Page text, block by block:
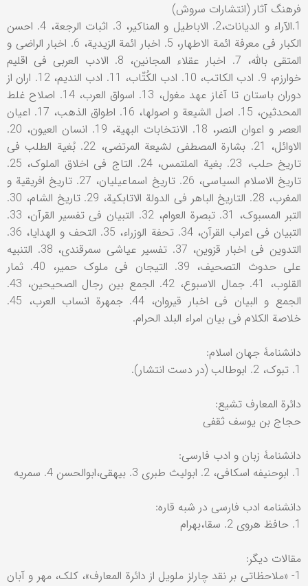
فرهنگ آثار (انتشارات سروش)
1.الآراء و الدیانات،2. الاباطیل و المناکیر، 3. اثبات الرجعة، 4. احسن
الکبار فی معرفة ائمة الاطهار، 5. اخبار ائمة الزیدیة، 6. اخبار الراضی و
المتقی بالله، 7. اخبار عقلاء المجانین، 8. الادب العربی فی اقلیم
خوارزم، 9. ادب الکاتب، 10. ادب الکُتّاب، 11. ادب الندیم، 12. اران از
دوران باستان تا آغاز عهد مغول، 13. اسواق العرب، 14. اصلاح غلط
المحدثین، 15. اصل الشیعة و اصولها، 16. اطواق الذهب، 17. اعیان
العصر و اعوان النصر، 18. الانتخابات البهیة، 19. انسان العیون، 20.
الاوائل، 21. بشارة المصطفی لشیعة المرتضی، 22. بُغیة الطلب فی
تاریخ حلب، 23. بغیة الملتمس، 24. التاج فی اخلاق الملوک، 25.
تاریخ الاسلام السیاسی، 26. تاریخ اسماعیلیان، 27. تاریخ افریقیة و
المغرب، 28. التاریخ الباهر فی الدولة الاتابکیة، 29. تاریخ الشام، 30.
التبر المسبوک، 31. تبصرة العوام، 32. التبیان فی تفسیر القرآن، 33.
التبیان فی اعراب القرآن، 34. تحفة الوزراء، 35. التحف و الهدایا، 36.
التدوین فی اخبار قزوین، 37. تفسیر عیاشی سمرقندی، 38. التنبیه
علی حدوث التصحیف، 39. التیجان فی ملوک حمیر، 40. ثمار
القلوب، 41. جمال الاسبوع، 42. الجمع بین رجال الصحیحین، 43.
الجمع و البیان فی اخبار قیروان، 44. جمهرة انساب العرب، 45.
خلاصة الکلام فی بیان امراء البلد الحرام.
دانشنامۀ جهان اسلام:
1. تبوک، 2. ابوطالب (در دست انتشار).
دائرة المعارف تشیع:
حجاج بن یوسف ثقفی
دانشنامۀ زبان و ادب فارسی:
1. ابوحنیفه اسکافی، 2. ابولیث طبری 3. بیهقی،ابوالحسن 4. سمریه
دانشنامه ادب فارسی در شبه قاره:
1. حافظ هروی 2. سقا،بهرام
مقالات دیگر:
1- «ملاحظاتی بر نقد چارلز ملویل از دائرة المعارف»، کلک، مهر و آبان